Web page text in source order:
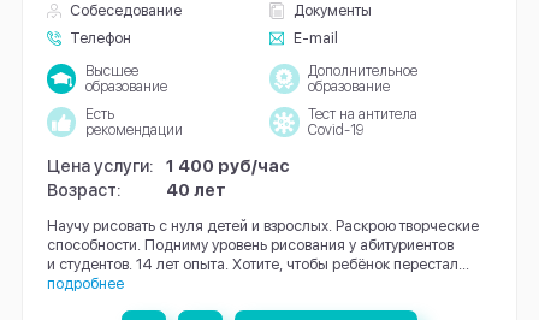
Собеседование
Документы
Телефон
E-mail
Высшее
образование
Дополнительное
образование
Есть
рекомендации
Тест на антитела
Covid-19
Цена услуги:
1 400 руб/час
Возраст:
40 лет
Научу рисовать с нуля детей и взрослых. Раскрою творческие
способности. Подниму уровень рисования у абитуриентов
и студентов. 14 лет опыта. Хотите, чтобы ребёнок перестал...
подробнее